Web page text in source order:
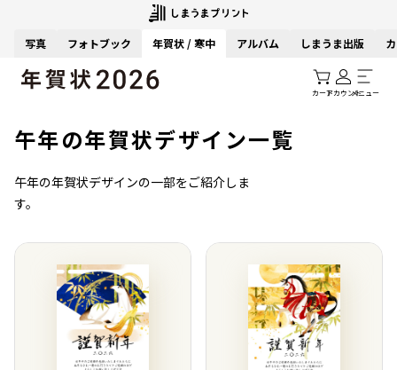
写真 フォトブック 年賀状 / 寒中 アルバム しまうま出版
カートアカウントメニュー
午年の年賀状デザイン一覧
午年の年賀状デザインの一部をご紹介しま
す。